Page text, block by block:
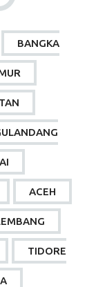
BANGKA
ACEH
TIDORE